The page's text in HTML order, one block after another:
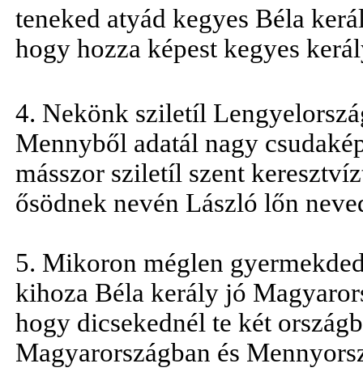
teneked atyád kegyes Béla
hogy hozza képest kegyes
4. Nekönk sziletíl
Mennyből adatál nagy
másszor sziletíl szent
ősödnek nevén László lőn
5. Mikoron méglen
kihoza Béla kerály jó
hogy dicsekednél te két
Magyarországban és